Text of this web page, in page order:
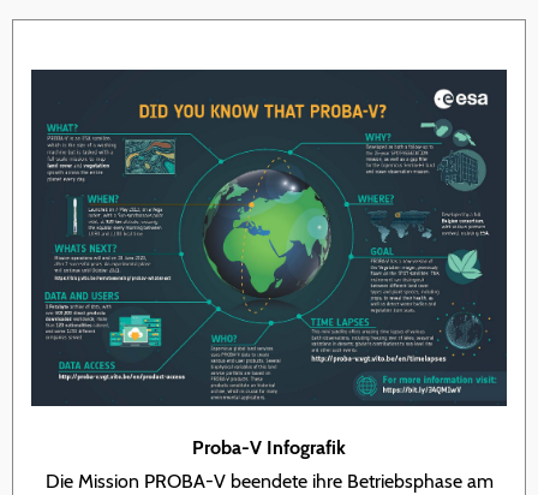
Proba-V Infografik
Die Mission PROBA-V beendete ihre Betriebsphase am